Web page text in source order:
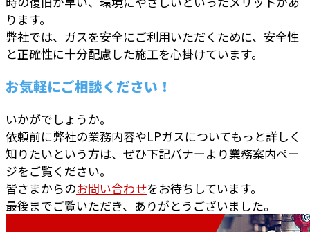
ります。
弊社では、ガスを安全にご利用いただくために、安全性
と正確性に十分配慮した施工を心掛けています。
お気軽にご相談ください！
いかがでしょうか。
依頼前に弊社の業務内容やLPガスについてもっと詳しく
知りたいという方は、ぜひ下記バナーより業務案内ペー
ジをご覧ください。
皆さまからのお問い合わせをお待ちしています。
最後までご覧いただき、ありがとうございました。